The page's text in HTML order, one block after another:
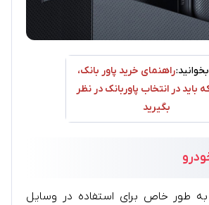
راهنمای خرید پاور بانک،
باید در انتخاب پاوربانک در نظر
بگیرید
به طور خاص برای استفاده در وسایل